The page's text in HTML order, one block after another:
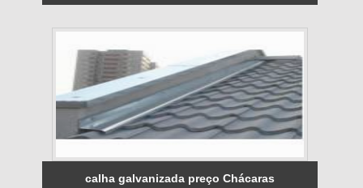
calha galvanizada preço Chácaras